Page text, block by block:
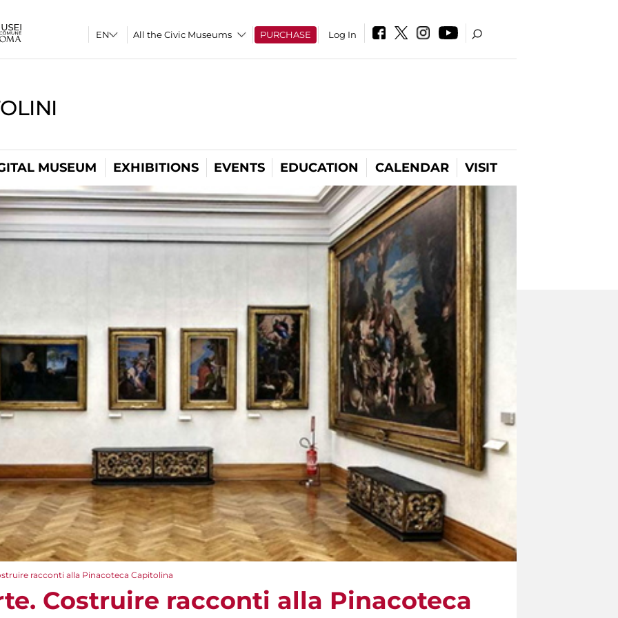
All the Civic Museums PURCHASE Log In
MUSEUM EXHIBITIONS EVENTS EDUCATION CALENDAR VISIT
racconti alla Pinacoteca Capitolina
Costruire racconti alla Pinacoteca